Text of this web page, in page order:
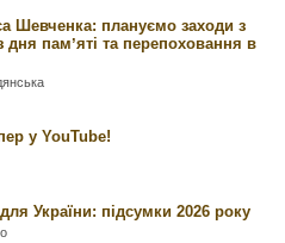
Шевченка: плануємо заходи з
дня памʼяті та перепоховання в
у YouTube!
України: підсумки 2026 року